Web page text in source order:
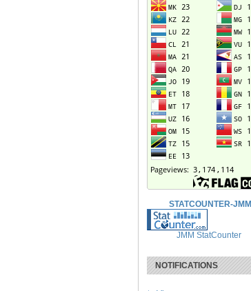
STATCOUNTER-JMM
JMM StatCounter
NOTIFICATIONS